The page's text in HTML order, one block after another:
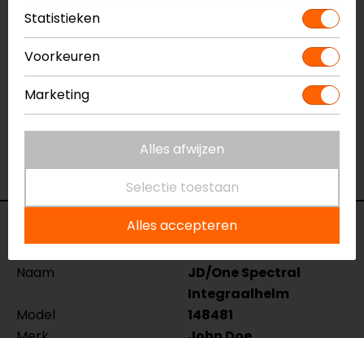
Meer informatie nodig?
Heb je meer informatie nodig over dit product?
Neem dancontact
met ons op of kom langs in één
vanonze winkelsin Breda, Capelle aan den IJssel,
Eindhoven, Vianen of Apeldoorn. In de winkels kun je
verkoopmedewerkers voor je klaar met advies.
Bekijk onze andereintegraalhelmen.
Specificaties
Naam
JD/One Spectral
Integraalhelm
Model
148481
Statistieken
Voorkeuren
Marketing
Alles afwijzen
Selectie toestaan
Alles accepteren